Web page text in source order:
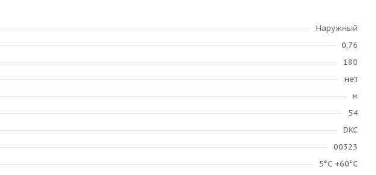
Наружный
0,76
180
нет
м
54
DKC
00323
­5°С +60°С